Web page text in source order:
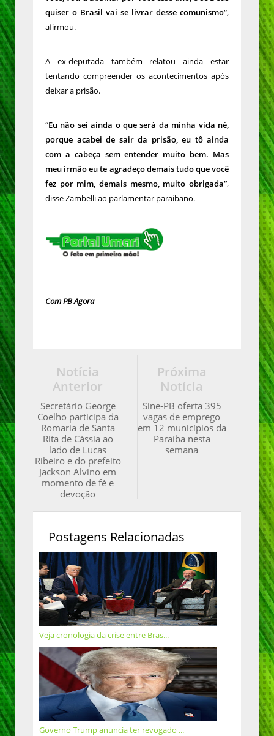
quiser o Brasil vai se livrar desse comunismo”,
afirmou.
A ex-deputada também relatou ainda estar
tentando compreender os acontecimentos após
deixar a prisão.
“Eu não sei ainda o que será da minha vida né,
porque acabei de sair da prisão, eu tô ainda
com a cabeça sem entender muito bem. Mas
meu irmão eu te agradeço demais tudo que você
fez por mim, demais mesmo, muito obrigada”,
disse Zambelli ao parlamentar paraibano.
Com PB Agora
Próxima
Notícia
Sine-PB oferta 395
vagas de emprego
em 12 municípios da
Paraíba nesta
semana
Notícia
Anterior
Secretário George
Coelho participa da
Romaria de Santa
Rita de Cássia ao
lado de Lucas
Ribeiro e do prefeito
Jackson Alvino em
momento de fé e
devoção
Postagens Relacionadas
Veja cronologia da crise entre Bras...
Governo Trump anuncia ter revogado ...